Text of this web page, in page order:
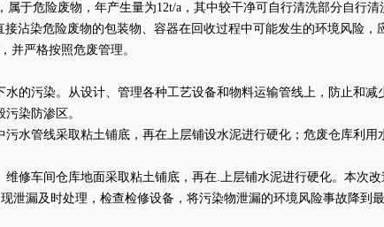
属于危险废物，年产生量为12t/a，其中较干净可自行清洗部分自
沾染危险废物的包装物、容器在回收过程中可能发生的环境风险
并严格按照危废管理。
的污染。从设计、管理各种工艺设备和物料运输管线上，防止和减
染防渗区。
水管线采取粘土铺底，再在上层铺设水泥进行硬化；危废仓库利
修车间仓库地面采取粘土铺底，再在.上层铺水泥进行硬化。本次
漏及时处理，检查检修设备，将污染物泄漏的环境风险事故降到最